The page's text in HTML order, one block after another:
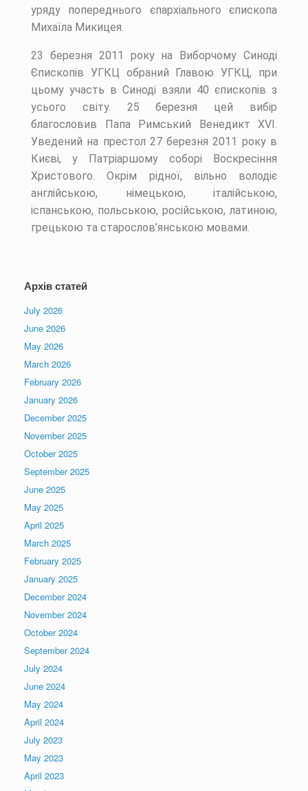
уряду попереднього єпархіального єпископа
Михаїла Микицея.
23 березня 2011 року на Виборчому Синоді
Єпископів УГКЦ обраний Главою УГКЦ, при
цьому участь в Синоді взяли 40 єпископів з
усього світу. 25 березня цей вибір
благословив Папа Римський Венедикт XVI.
Уведений на престол 27 березня 2011 року в
Києві, у Патріаршому соборі Воскресіння
Христового. Окрім рідної, вільно володіє
англійською, німецькою, італійською,
іспанською, польською, російською, латиною,
грецькою та старослов’янською мовами.
Архів статей
July 2026
June 2026
May 2026
March 2026
February 2026
January 2026
December 2025
November 2025
October 2025
September 2025
June 2025
May 2025
April 2025
March 2025
February 2025
January 2025
December 2024
November 2024
October 2024
September 2024
July 2024
June 2024
May 2024
April 2024
July 2023
May 2023
April 2023